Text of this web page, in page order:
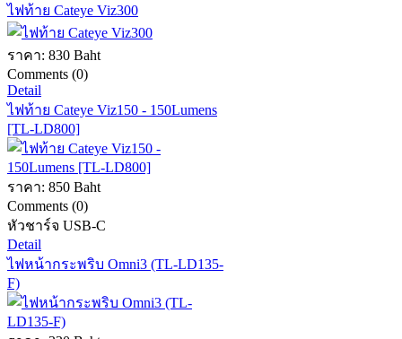
ไฟท้าย Cateye Viz300
ราคา: 830 Baht
Comments (0)
Detail
ไฟท้าย Cateye Viz150 - 150Lumens
[TL-LD800]
ราคา: 850 Baht
Comments (0)
หัวชาร์จ USB-C
Detail
ไฟหน้ากระพริบ Omni3 (TL-LD135-
F)